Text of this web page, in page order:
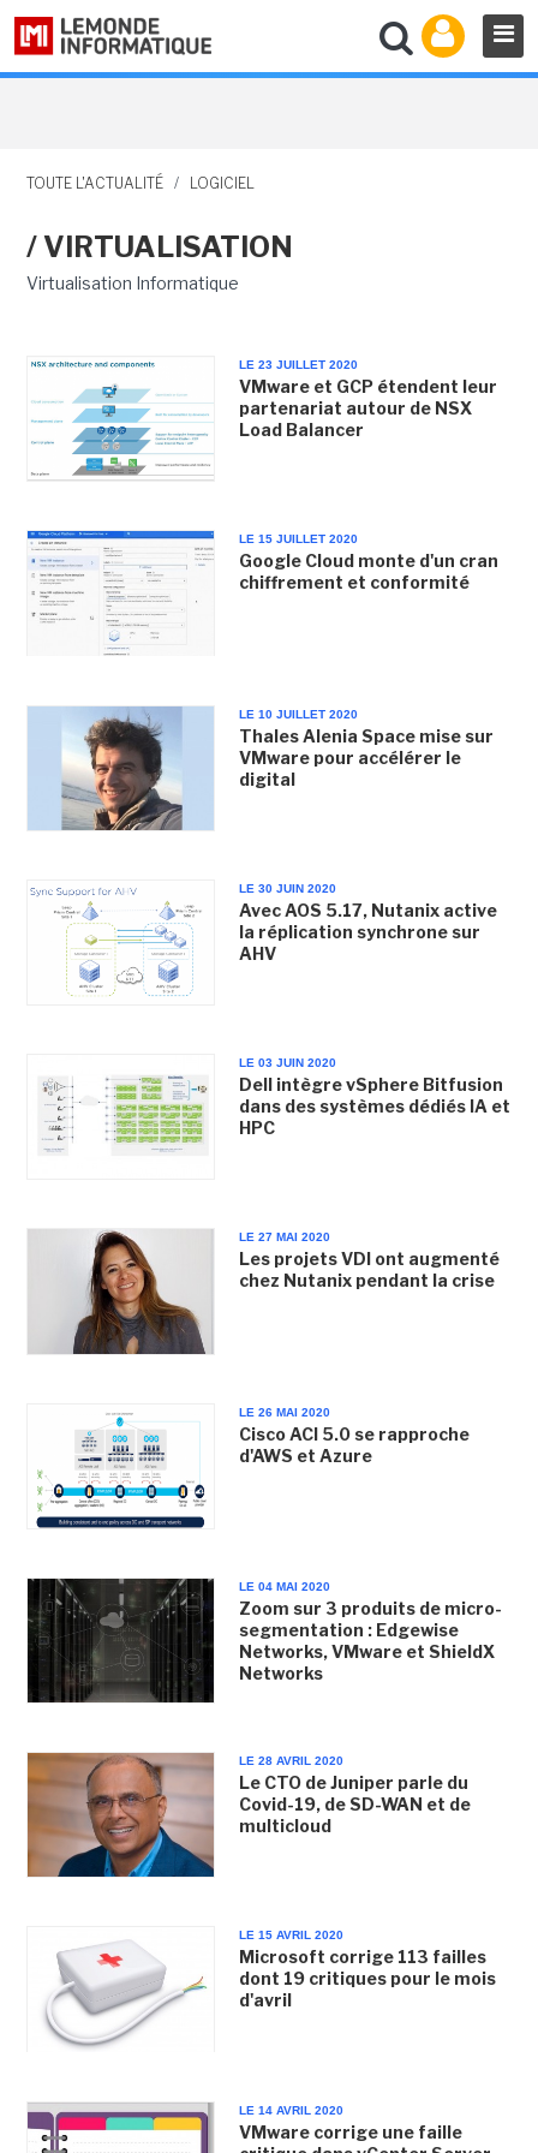
TOUTE L'ACTUALITÉ / LOGICIEL
/ VIRTUALISATION
Virtualisation Informatique
LE 23 JUILLET 2020
VMware et GCP étendent leur
partenariat autour de NSX
Load Balancer
LE 15 JUILLET 2020
Google Cloud monte d'un cran
chiffrement et conformité
LE 10 JUILLET 2020
Thales Alenia Space mise sur
VMware pour accélérer le
digital
LE 30 JUIN 2020
Avec AOS 5.17, Nutanix active
la réplication synchrone sur
AHV
LE 03 JUIN 2020
Dell intègre vSphere Bitfusion
dans des systèmes dédiés IA et
HPC
LE 27 MAI 2020
Les projets VDI ont augmenté
chez Nutanix pendant la crise
LE 26 MAI 2020
Cisco ACI 5.0 se rapproche
d'AWS et Azure
LE 04 MAI 2020
Zoom sur 3 produits de micro-
segmentation : Edgewise
Networks, VMware et ShieldX
Networks
LE 28 AVRIL 2020
Le CTO de Juniper parle du
Covid-19, de SD-WAN et de
multicloud
LE 15 AVRIL 2020
Microsoft corrige 113 failles
dont 19 critiques pour le mois
d'avril
LE 14 AVRIL 2020
VMware corrige une faille